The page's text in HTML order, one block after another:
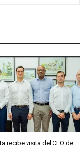
recibe visita del CEO de